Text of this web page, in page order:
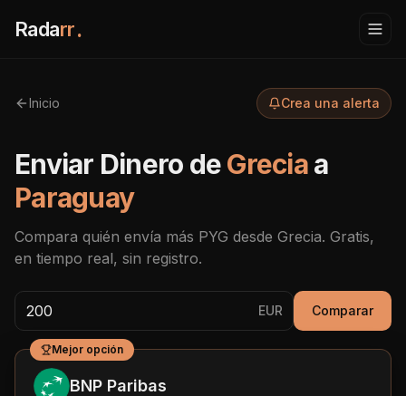
Radarr.
Inicio Crea una alerta
Enviar Dinero deGreciaa
Paraguay
Compara quién envía más PYG desde Grecia. Gratis,
en tiempo real, sin registro.
EUR Comparar
Mejor opción
BNP Paribas